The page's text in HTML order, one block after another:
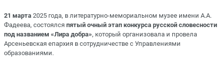
21 марта 2025 года, в литературно-мемориальном музее имени А.А.
Фадеева, состоялся пятый очный этап конкурса русской словесности
под названием «Лира добра», который организовала и провела
Арсеньевская епархия в сотрудничестве с Управлениями
образованиями.